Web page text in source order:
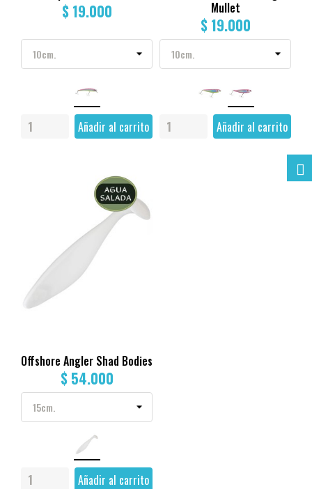
$ 19.000
Añadir al carrito
Mullet
$ 19.000
Añadir al carrito
Offshore Angler Shad Bodies
$ 54.000
Añadir al carrito